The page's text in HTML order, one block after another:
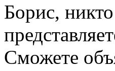
Борис,
Сможете